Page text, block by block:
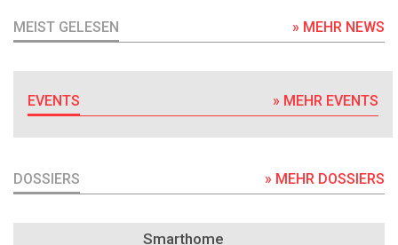
MEIST GELESEN » MEHR NEWS
EVENTS » MEHR EVENTS
DOSSIERS » MEHR DOSSIERS
Smarthome